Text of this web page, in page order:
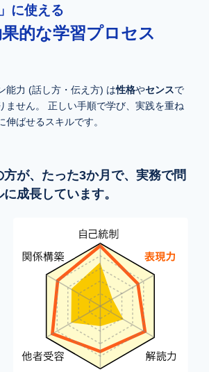
に使える
的な学習プロセス
能力 (話し方・伝え方) は性格やセンスで
ません。 正しい手順で学び、実践を重ね
ばせるスキルです。
が、たった3か月で、実務で問
成長しています。